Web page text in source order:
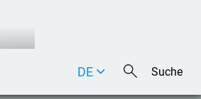
DE
EN